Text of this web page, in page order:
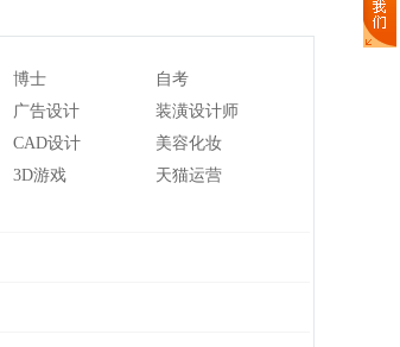
博士
自考
广告设计
装潢设计师
CAD设计
美容化妆
3D游戏
天猫运营